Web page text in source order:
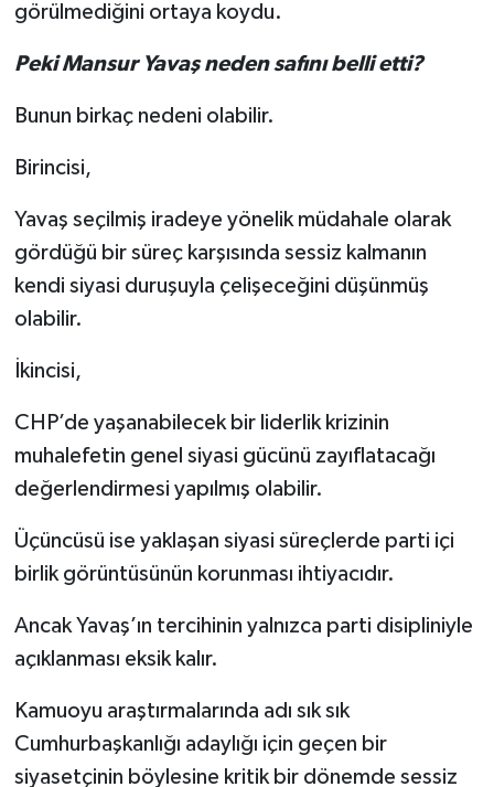
görülmediğini ortaya koydu.
Peki Mansur Yavaş neden safını belli etti?
Bunun birkaç nedeni olabilir.
Birincisi,
Yavaş seçilmiş iradeye yönelik müdahale olarak
gördüğü bir süreç karşısında sessiz kalmanın
kendi siyasi duruşuyla çelişeceğini düşünmüş
olabilir.
İkincisi,
CHP’de yaşanabilecek bir liderlik krizinin
muhalefetin genel siyasi gücünü zayıflatacağı
değerlendirmesi yapılmış olabilir.
Üçüncüsü ise yaklaşan siyasi süreçlerde parti içi
birlik görüntüsünün korunması ihtiyacıdır.
Ancak Yavaş’ın tercihinin yalnızca parti disipliniyle
açıklanması eksik kalır.
Kamuoyu araştırmalarında adı sık sık
Cumhurbaşkanlığı adaylığı için geçen bir
siyasetçinin böylesine kritik bir dönemde sessiz